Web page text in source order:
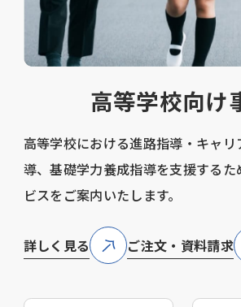
高等学校向け
高等学校における進路指導・キャ
導、基礎学力養成指導を支援するた
ビスをご案内いたします。
詳しく見る ご注文・資料請求